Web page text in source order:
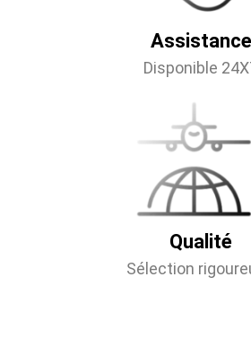
Assistance
Disponible
Qualité
Sélection